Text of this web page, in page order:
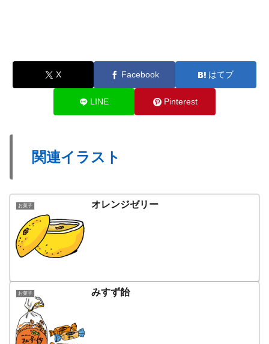
X Facebook はてブ
LINE Pinterest
関連イラスト
お菓子 オレンジゼリー
お菓子 みすず飴